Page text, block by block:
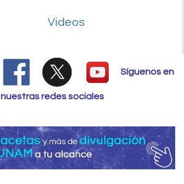
Videos
Síguenos en
nuestras redes sociales